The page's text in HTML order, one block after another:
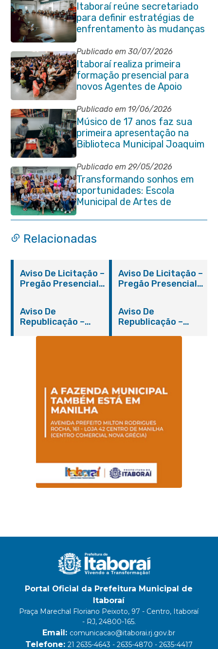
Itaboraí reúne secretariado
para definir estratégias de
enfrentamento às mudanças
climáticas
Publicado em 30/07/2026
Itaboraí realiza primeira
formação presencial para
novos Agentes de Apoio
Escolar
Publicado em 19/06/2026
Músico de 17 anos faz sua
primeira apresentação na
Biblioteca Municipal Joaquim
Manuel de Macedo
Publicado em 29/05/2026
Transformando sonhos em
oportunidades: Escola
Municipal de Artes de
Itaboraí completa 37 anos de
história
Relacionadas
Aviso De Licitação –
Pregão Presencial
Aviso De Licitação –
Pregão Presencial
Aviso De
Republicação –
Aviso De
Republicação –
Portal Oficial da Prefeitura Municipal de
Itaboraí
Praça Marechal Floriano Peixoto, 97 - Centro, Itaboraí
- RJ, 24800-165.
Email: comunicacao@itaborai.rj.gov.br
Telefone: 21 2635-4643 - 2635-4870 - 2635-4417